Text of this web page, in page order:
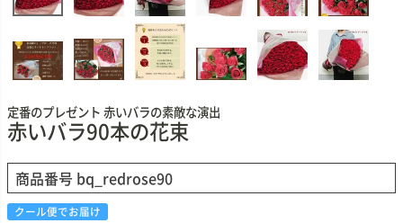
定番のプレゼント 赤いバラの素敵な演出
赤いバラ90本の花束
商品番号 bq_redrose90
クール便でお届け